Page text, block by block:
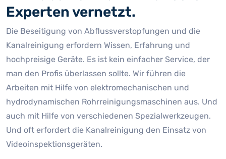
Experten vernetzt.
Die Beseitigung von Abflussverstopfungen und die
Kanalreinigung erfordern Wissen, Erfahrung und
hochpreisige Geräte. Es ist kein einfacher Service, der
man den Profis überlassen sollte. Wir führen die
Arbeiten mit Hilfe von elektromechanischen und
hydrodynamischen Rohrreinigungsmaschinen aus. Und
auch mit Hilfe von verschiedenen Spezialwerkzeugen.
Und oft erfordert die Kanalreinigung den Einsatz von
Videoinspektionsgeräten.